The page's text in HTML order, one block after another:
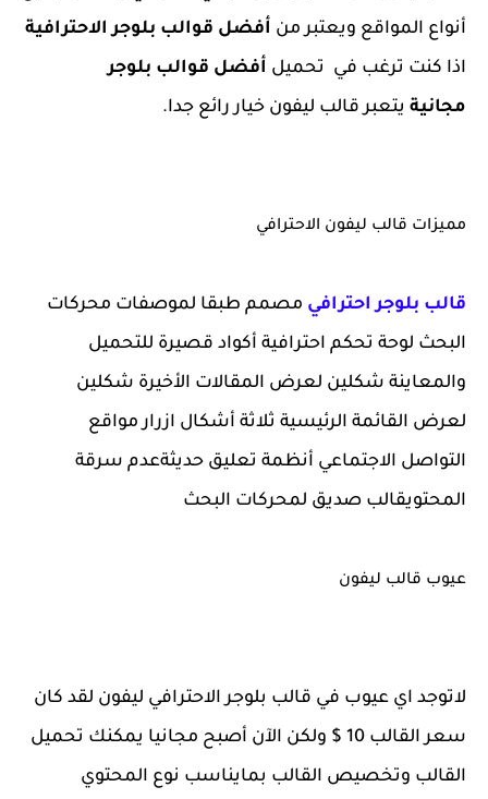
أنواع المواقع ويعتبر من أفضل قوالب بلوجر الاحترافية
اذا كنت ترغب في تحميل أفضل قوالب بلوجر
مجانية يتعبر قالب ليفون خيار رائع جدا.
مميزات قالب ليفون الاحترافي
قالب بلوجر احترافي مصمم طبقا لموصفات محركات
البحث لوحة تحكم احترافية أكواد قصيرة للتحميل
والمعاينة شكلين لعرض المقالات الأخيرة شكلين
لعرض القائمة الرئيسية ثلاثة أشكال ازرار مواقع
التواصل الاجتماعي أنظمة تعليق حديثةعدم سرقة
المحتويقالب صديق لمحركات البحث
عيوب قالب ليفون
لاتوجد اي عيوب في قالب بلوجر الاحترافي ليفون لقد كان
سعر القالب 10 $ ولكن الآن أصبح مجانيا يمكنك تحميل
القالب وتخصيص القالب بمايناسب نوع المحتوي